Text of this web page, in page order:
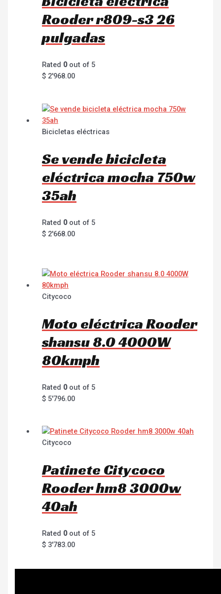
Rooder r809-s3 26
pulgadas
Rated 0out of 5
$ 2'968.00
Bicicletas eléctricas
Se vende bicicleta
eléctrica mocha 750w
35ah
Rated 0out of 5
$ 2'668.00
Citycoco
Moto eléctrica Rooder
shansu 8.0 4000W
80kmph
Rated 0out of 5
$ 5'796.00
Citycoco
Patinete Citycoco
Rooder hm8 3000w
40ah
Rated 0out of 5
$ 3'783.00